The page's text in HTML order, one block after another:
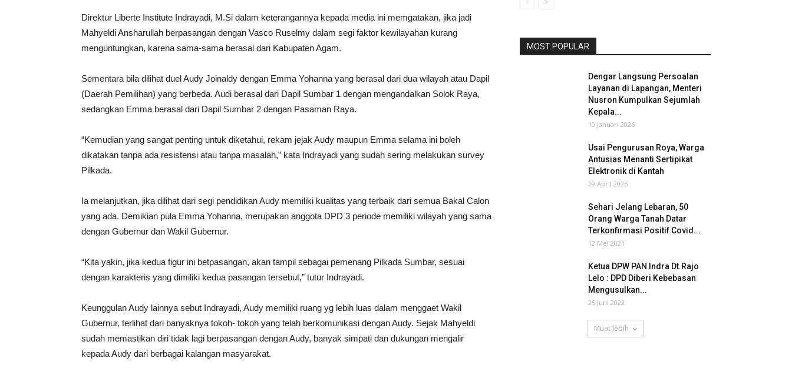
Direktur Liberte Institute Indrayadi, M.Si dalam keterangannya kepada media ini memgatakan, jika jadi
Mahyeldi Ansharullah berpasangan dengan Vasco Ruselmy dalam segi faktor kewilayahan kurang
menguntungkan, karena sama-sama berasal dari Kabupaten Agam.
Sementara bila dilihat duel Audy Joinaldy dengan Emma Yohanna yang berasal dari dua wilayah atau Dapil
(Daerah Pemilihan) yang berbeda. Audi berasal dari Dapil Sumbar 1 dengan mengandalkan Solok Raya,
sedangkan Emma berasal dari Dapil Sumbar 2 dengan Pasaman Raya.
“Kemudian yang sangat penting untuk diketahui, rekam jejak Audy maupun Emma selama ini boleh
dikatakan tanpa ada resistensi atau tanpa masalah,” kata Indrayadi yang sudah sering melakukan survey
Pilkada.
Ia melanjutkan, jika dilihat dari segi pendidikan Audy memiliki kualitas yang terbaik dari semua Bakal Calon
yang ada. Demikian pula Emma Yohanna, merupakan anggota DPD 3 periode memiliki wilayah yang sama
dengan Gubernur dan Wakil Gubernur.
“Kita yakin, jika kedua figur ini betpasangan, akan tampil sebagai pemenang Pilkada Sumbar, sesuai
dengan karakteris yang dimiliki kedua pasangan tersebut,” tutur Indrayadi.
Keunggulan Audy lainnya sebut Indrayadi, Audy memiliki ruang yg lebih luas dalam menggaet Wakil
Gubernur, terlihat dari banyaknya tokoh- tokoh yang telah berkomunikasi dengan Audy. Sejak Mahyeldi
sudah memastikan diri tidak lagi berpasangan dengan Audy, banyak simpati dan dukungan mengalir
kepada Audy dari berbagai kalangan masyarakat.
MOST POPULAR
Dengar Langsung Persoalan
Layanan di Lapangan, Menteri
Nusron Kumpulkan Sejumlah
Kepala...
10 Januari 2026
Usai Pengurusan Roya, Warga
Antusias Menanti Sertipikat
Elektronik di Kantah
29 April 2026
Sehari Jelang Lebaran, 50
Orang Warga Tanah Datar
Terkonfirmasi Positif Covid...
12 Mei 2021
Ketua DPW PAN Indra Dt.Rajo
Lelo : DPD Diberi Kebebasan
Mengusulkan...
25 Juni 2022
Muat lebih